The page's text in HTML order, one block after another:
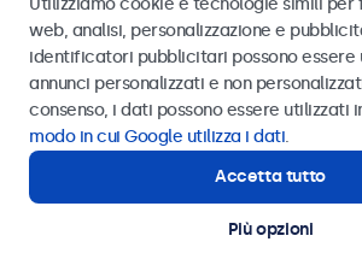
Italiano
© 2026 Beetronics
Inviare
Oppure chiamaci al
Contatta i nostri esperti
Utilizziamo cookie e tecnologie simili per
web, analisi, personalizzazione e
identificatori pubblicitari possono essere
annunci personalizzati e non
consenso, i dati possono essere utilizzati
modo in cui Google utilizza i dati.
Accetta tutto
Più opzioni